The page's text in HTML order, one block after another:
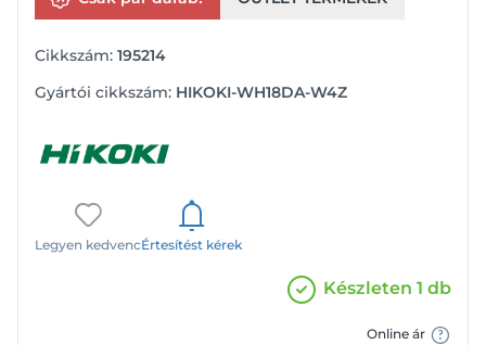
Cikkszám: 195214
Gyártói cikkszám: HIKOKI-WH18DA-W4Z
Legyen kedvencÉrtesítést kérek
Készleten 1 db
Online ár